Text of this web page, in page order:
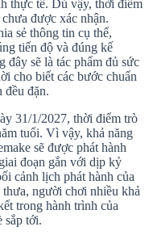
thực tế. Dù vậy, thời điểm
được xác nhận.
sẻ thông tin cụ thể,
tiến độ và đúng kế
đây sẽ là tác phẩm đủ sức
cho biết các bước chuẩn
đều đặn.
31/1/2027, thời điểm trò
tuổi. Vì vậy, khả năng
sẽ được phát hành
đoạn gắn với dịp kỷ
cảnh lịch phát hành của
thưa, người chơi nhiều khả
trong hành trình của
sắp tới.